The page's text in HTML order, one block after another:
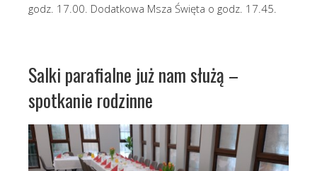
godz. 17.00. Dodatkowa Msza Święta o godz. 17.45.
Salki parafialne już nam służą –
spotkanie rodzinne